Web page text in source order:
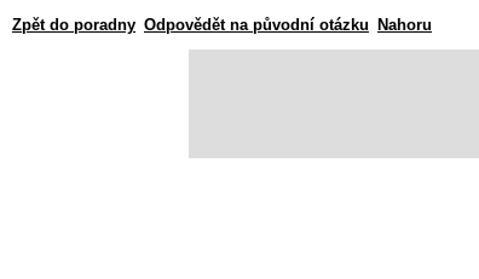
Zpět do poradny Odpovědět na původní otázku Nahoru